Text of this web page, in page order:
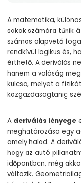
A matematika,
sokak számára tűnik
számos alapvető
rendkívül logikus és,
érthető. A deriválás
hanem a valóság
kulcsa, melyet a
közgazdaságtanig
A deriválás lényege
meghatározása egy
amely halad. A
hogy az autó
időpontban, még
változik.